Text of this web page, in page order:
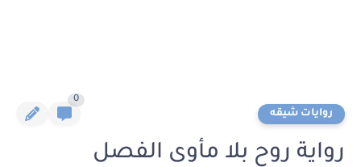
روايات شيقه
0
رواية روح بلا مأوى الفصل